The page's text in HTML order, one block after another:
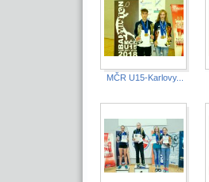
MČR U15-Karlovy...